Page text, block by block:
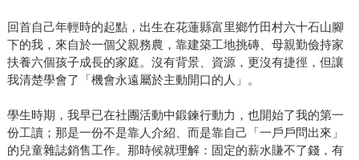
回首自己年輕時的起點，出生在花蓮縣富里鄉竹田村六十石山腳
下的我，來自於一個父親務農，靠建築工地挑磚、母親勤儉持家
扶養六個孩子成長的家庭。沒有背景、資源，更沒有捷徑，但讓
我清楚學會了「機會永遠屬於主動開口的人」。
學生時期，我早已在社團活動中鍛鍊行動力，也開始了我的第一
份工讀；那是一份不是靠人介紹、而是靠自己「一戶戶問出來」
的兒童雜誌銷售工作。那時候就理解：固定的薪水賺不了錢，有